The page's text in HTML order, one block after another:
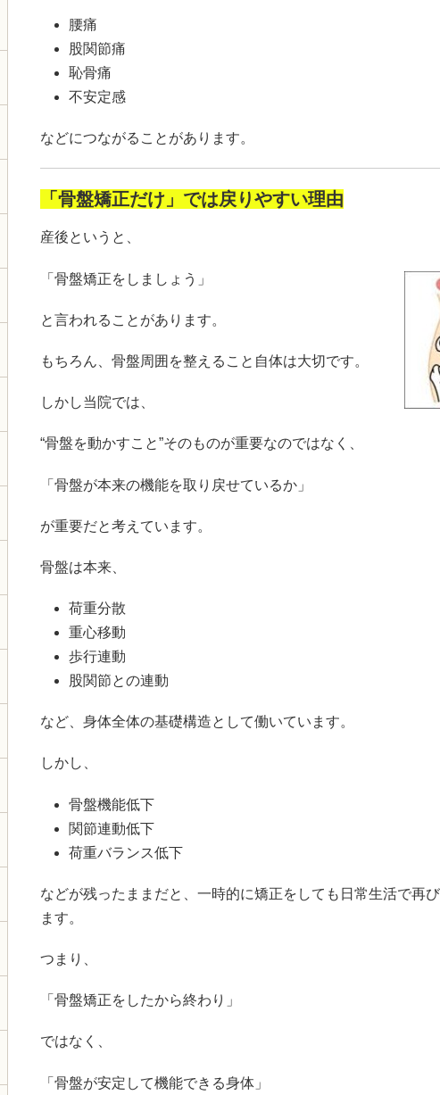
腰痛
股関節痛
恥骨痛
不安定感
などにつながることがあります。
「骨盤矯正だけ」では戻りやすい理由
産後というと、
「骨盤矯正をしましょう」
と言われることがあります。
もちろん、骨盤周囲を整えること自体は大切です。
しかし当院では、
“骨盤を動かすこと”そのものが重要なのではなく、
「骨盤が本来の機能を取り戻せているか」
が重要だと考えています。
骨盤は本来、
荷重分散
重心移動
歩行連動
股関節との連動
など、身体全体の基礎構造として働いています。
しかし、
骨盤機能低下
関節連動低下
荷重バランス低下
などが残ったままだと、一時的に矯正をしても日常生活で再
ます。
つまり、
「骨盤矯正をしたから終わり」
ではなく、
「骨盤が安定して機能できる身体」